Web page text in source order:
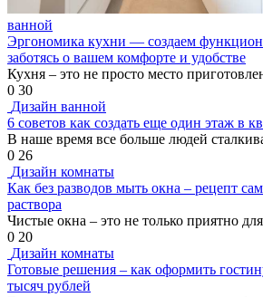
ванной
Эргономика кухни — создаем
заботясь о вашем комфорте и удобстве
Кухня – это не просто место
0 30
Дизайн ванной
6 советов как создать еще один этаж в
В наше время все больше людей
0 26
Дизайн комнаты
Как без разводов мыть окна – рецепт
раствора
Чистые окна – это не только приятно для
0 20
Дизайн комнаты
Готовые решения – как оформить
тысяч рублей